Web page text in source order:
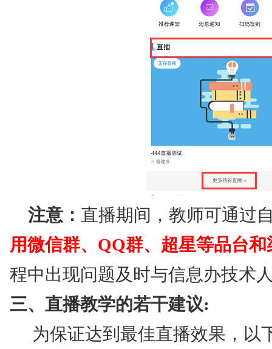
注意： 直播期间，教师可通过
用微信群、QQ群、超星等品台
程中出现问题及时与信息办技术
三、直播教学的若干建议:
为保证达到最佳直播效果，以